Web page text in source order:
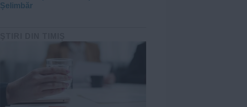
Șelimbăr